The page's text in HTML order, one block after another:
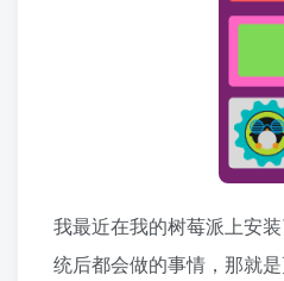
我最近在我的树莓派上安
统后都会做的事情，那就是